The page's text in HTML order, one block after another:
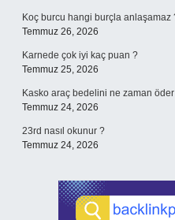
Koç burcu hangi burçla anlaşamaz
Temmuz 26, 2026
Karnede çok iyi kaç puan ?
Temmuz 25, 2026
Kasko araç bedelini ne zaman
Temmuz 24, 2026
23rd nasıl okunur ?
Temmuz 24, 2026